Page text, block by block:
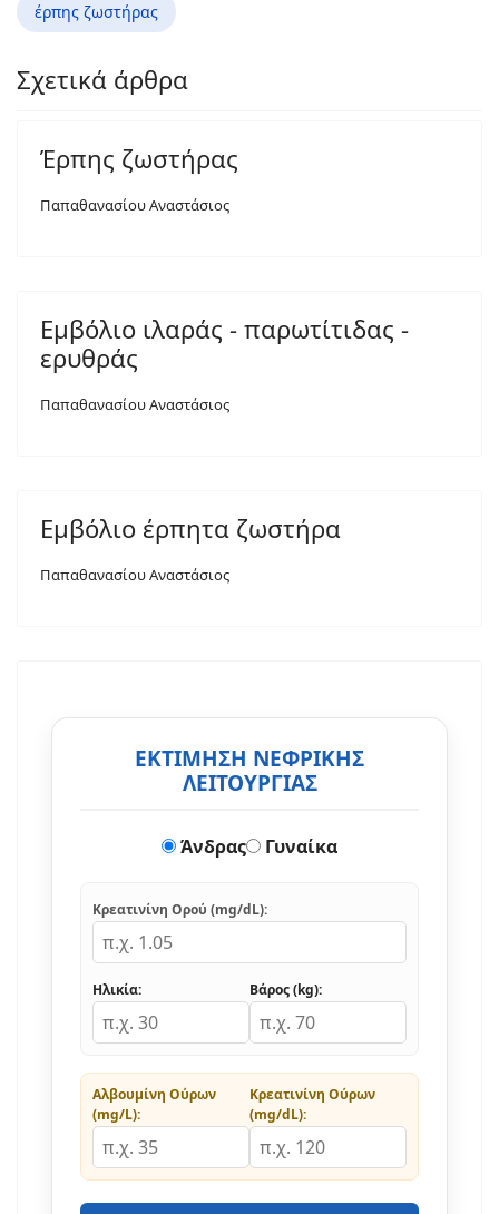
έρπης ζωστήρας
Σχετικά άρθρα
Έρπης ζωστήρας
Παπαθανασίου Αναστάσιος
Εμβόλιο ιλαράς - παρωτίτιδας -
ερυθράς
Παπαθανασίου Αναστάσιος
Εμβόλιο έρπητα ζωστήρα
Παπαθανασίου Αναστάσιος
ΕΚΤΙΜΗΣΗ ΝΕΦΡΙΚΗΣ
ΛΕΙΤΟΥΡΓΙΑΣ
Άνδρας Γυναίκα
Κρεατινίνη Ορού (mg/dL):
Ηλικία: Βάρος (kg):
Αλβουμίνη Ούρων
(mg/L):
Κρεατινίνη Ούρων
(mg/dL):